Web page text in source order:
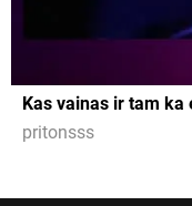
Kas vainas ir tam ka
pritonsss